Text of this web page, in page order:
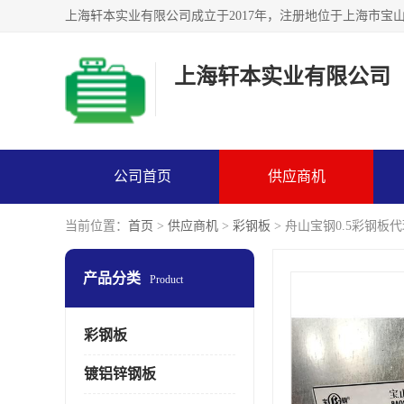
上海轩本实业有限公司
公司首页 供应商机
当前位置： 首页 > 供应商机 > 彩钢板 > 舟山宝钢0.5彩钢板
产品分类 Product
彩钢板
镀铝锌钢板